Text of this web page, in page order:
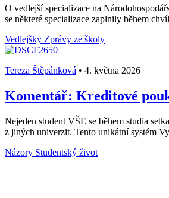
O vedlejší specializace na
se některé specializace zaplnily během
Vedlejšky Zprávy ze školy
Tereza Štěpánková • 4. května 2026
Komentář: Kreditové
Nejeden student VŠE se během studia
z jiných univerzit. Tento unikátní systém
Názory Studentský život